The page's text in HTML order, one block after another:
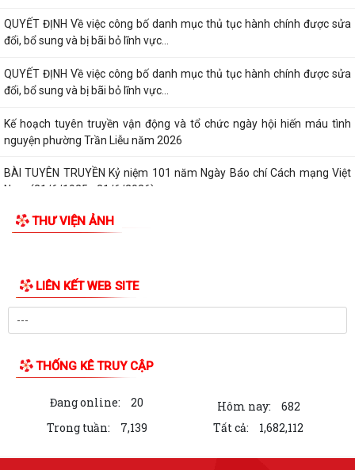
QUYẾT ĐỊNH Về việc công bố danh mục thủ tục hành chính được sửa
đổi, bổ sung và bị bãi bỏ lĩnh vực...
QUYẾT ĐỊNH Về việc công bố danh mục thủ tục hành chính được sửa
đổi, bổ sung và bị bãi bỏ lĩnh vực...
Kế hoạch tuyên truyền vận động và tổ chức ngày hội hiến máu tình
nguyện phường Trần Liễu năm 2026
BÀI TUYÊN TRUYỀN Kỷ niệm 101 năm Ngày Báo chí Cách mạng Việt
Nam (21/6/1925 - 21/6/2026)
QUYẾT ĐỊNH Về việc ủy quyền cho Giám đốc Sở Y tế thực hiện giải
Xuân 2026
UBND PHƯỜNG TRẦN LIỄU TỔ CHỨC KIỂM TRA CHUYÊN NGÀNH LĨNH
THÔNG BÁO V/v Niêm yết công khai Công văn số 70/NY-VPCC về việc
THÔNG BÁO Về việc công khai Số điện thoại đường dây nóng và trang
Facebook tiếp nhận thông tin phản...
THƯ VIỆN ẢNH